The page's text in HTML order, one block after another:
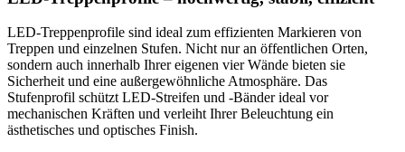
LED-Treppenprofile sind ideal zum effizienten Markieren von
Treppen und einzelnen Stufen. Nicht nur an öffentlichen Orten,
sondern auch innerhalb Ihrer eigenen vier Wände bieten sie
Sicherheit und eine außergewöhnliche Atmosphäre. Das
Stufenprofil schützt LED-Streifen und -Bänder ideal vor
mechanischen Kräften und verleiht Ihrer Beleuchtung ein
ästhetisches und optisches Finish.